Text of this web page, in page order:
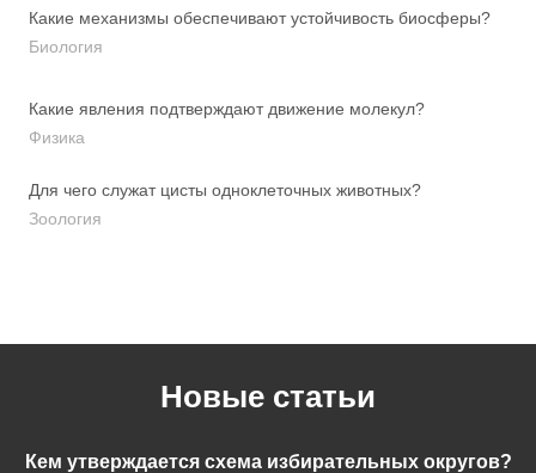
Какие механизмы обеспечивают устойчивость биосферы?
Биология
Какие явления подтверждают движение молекул?
Физика
Для чего служат цисты одноклеточных животных?
Зоология
Новые статьи
Кем утверждается схема избирательных округов?